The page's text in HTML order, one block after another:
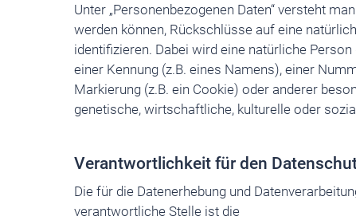
Unter „Personenbezogenen Daten“ versteht
werden können, Rückschlüsse auf eine
identifizieren. Dabei wird eine natürliche
einer Kennung (z.B. eines Namens), einer
Markierung (z.B. ein Cookie) oder anderer
genetische, wirtschaftliche, kulturelle oder
Verantwortlichkeit für den
Die für die Datenerhebung und
verantwortliche Stelle ist die